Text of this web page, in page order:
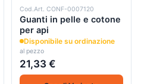
Cod.Art. CONF-0007120
Guanti in pelle e cotone
per api
Disponibile su ordinazione
al pezzo
21,33 €